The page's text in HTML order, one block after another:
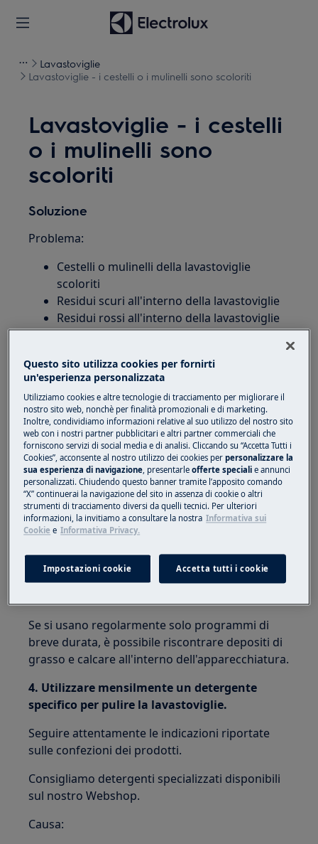
Lavastoviglie
Lavastoviglie - i cestelli o i mulinelli sono scoloriti
Lavastoviglie - i cestelli
o i mulinelli sono
scoloriti
Soluzione
Problema:
Cestelli o mulinelli della lavastoviglie
scoloriti
Residui scuri all'interno della lavastoviglie
Residui rossi all'interno della lavastoviglie
Lavastoviglie a libera installazione
Soluzione:
1. Controllare lo scarico.
Verificare la presenza di residui/depositi
importanti e rimuoverli
2. Pulire l'apparecchiatura, inclusa la
guarnizione in gomma della porta, con un
panno morbido umido.
3. Eseguire un programma intensivo a lunga
Se si usano regolarmente solo programmi di
breve durata, è possibile riscontrare depositi di
grasso e calcare all'interno dell'apparecchiatura.
4. Utilizzare mensilmente un detergente
specifico per pulire la lavastoviglie.
Seguire attentamente le indicazioni riportate
sulle confezioni dei prodotti.
Consigliamo detergenti specializzati disponibili
sul nostro Webshop.
Causa:
Questo sito utilizza cookies per fornirti
un'esperienza personalizzata
Utilizziamo cookies e altre tecnologie di tracciamento per migliorare il
nostro sito web, nonchè per finalità promozionali e di marketing.
Inoltre, condividiamo informazioni relative al suo utilizzo del nostro sito
web con i nostri partner pubblicitari e altri partner commerciali che
forniscono servizi di social media e di analisi. Cliccando su “Accetta Tutti i
Cookies”, acconsente al nostro utilizzo dei cookies perpersonalizzare la
sua esperienza di navigazione, presentarleofferte speciali e annunci
personalizzati. Chiudendo questo banner tramite l’apposito comando
“X” continuerai la navigazione del sito in assenza di cookie o altri
strumenti di tracciamento diversi da quelli tecnici. Per ulteriori
informazioni, la invitiamo a consultare la nostra Informativa sui
Cookie e Informativa Privacy.
Impostazioni cookie Accetta tutti i cookie